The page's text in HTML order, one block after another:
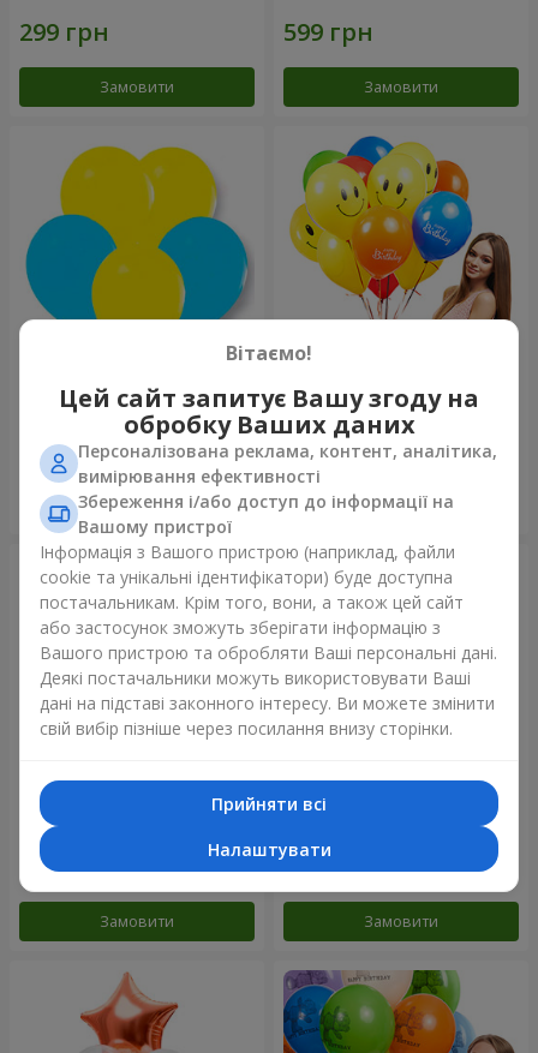
Замовити Замовити
Колекція куль "Україна"
Замовити
Колекція кульок "Веселий
День Народження" - 7
кульок
Замовити
Мікс гелієвих кульок
"Привітання!"
Замовити
Колекція кульок "Веселий
Замовити
Вітаємо!
Цей сайт запитує Вашу згоду на
обробку Ваших даних
Персоналізована реклама, контент, аналітика,
вимірювання ефективності
Збереження і/або доступ до інформації на
Вашому пристрої
Інформація з Вашого пристрою (наприклад, файли
cookie та унікальні ідентифікатори) буде доступна
постачальникам. Крім того, вони, а також цей сайт
або застосунок зможуть зберігати інформацію з
Вашого пристрою та обробляти Ваші персональні дані.
Деякі постачальники можуть використовувати Ваші
дані на підставі законного інтересу. Ви можете змінити
свій вибір пізніше через посилання внизу сторінки.
Прийняти всі
Налаштувати